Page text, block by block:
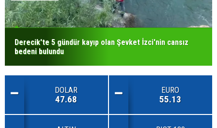
Derecik'te 5 gündür kayıp olan Şevket İzci'nin cansız
bedeni bulundu
DOLAR
47.68
EURO
55.13